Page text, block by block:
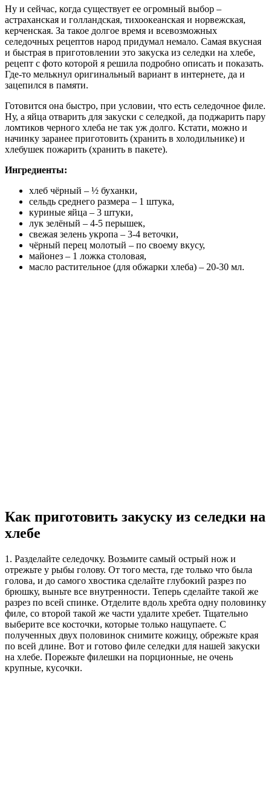
Ну и сейчас, когда существует ее огромный выбор –
астраханская и голландская, тихоокеанская и норвежская,
керченская. За такое долгое время и всевозможных
селедочных рецептов народ придумал немало. Самая вкусная
и быстрая в приготовлении это закуска из селедки на хлебе,
рецепт с фото которой я решила подробно описать и показать.
Где-то мелькнул оригинальный вариант в интернете, да и
зацепился в памяти.
Готовится она быстро, при условии, что есть селедочное филе.
Ну, а яйца отварить для закуски с селедкой, да поджарить пару
ломтиков черного хлеба не так уж долго. Кстати, можно и
начинку заранее приготовить (хранить в холодильнике) и
хлебушек пожарить (хранить в пакете).
Ингредиенты:
хлеб чёрный – ½ буханки,
сельдь среднего размера – 1 штука,
куриные яйца – 3 штуки,
лук зелёный – 4-5 перышек,
свежая зелень укропа – 3-4 веточки,
чёрный перец молотый – по своему вкусу,
майонез – 1 ложка столовая,
масло растительное (для обжарки хлеба) – 20-30 мл.
Как приготовить закуску из селедки на
хлебе
1. Разделайте селедочку. Возьмите самый острый нож и
отрежьте у рыбы голову. От того места, где только что была
голова, и до самого хвостика сделайте глубокий разрез по
брюшку, выньте все внутренности. Теперь сделайте такой же
разрез по всей спинке. Отделите вдоль хребта одну половинку
филе, со второй такой же части удалите хребет. Тщательно
выберите все косточки, которые только нащупаете. С
полученных двух половинок снимите кожицу, обрежьте края
по всей длине. Вот и готово филе селедки для нашей закуски
на хлебе. Порежьте филешки на порционные, не очень
крупные, кусочки.